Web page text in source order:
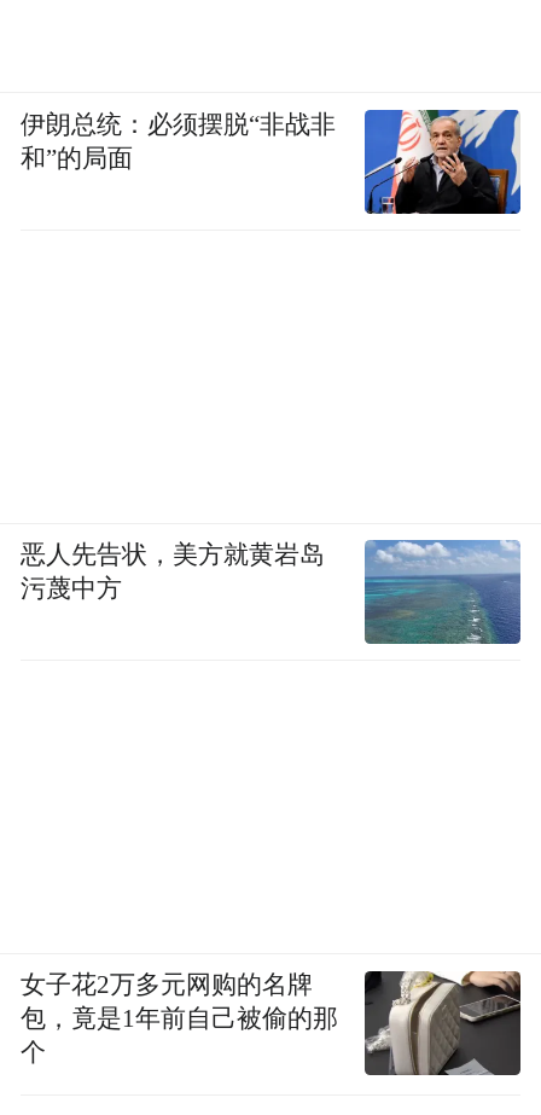
伊朗总统：必须摆脱“非战非
和”的局面
恶人先告状，美方就黄岩岛
污蔑中方
女子花2万多元网购的名牌
包，竟是1年前自己被偷的那
个